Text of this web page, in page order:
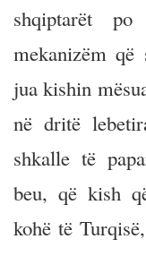
shqiptarët
mekanizëm
jua kishin
në dritë
shkalle të
beu, që kish
kohë të